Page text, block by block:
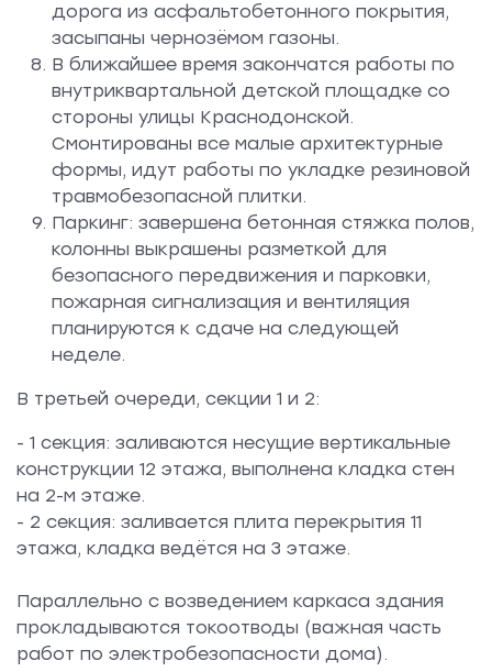
дорога из асфальтобетонного покрытия,
засыпаны чернозёмом газоны.
В ближайшее время закончатся работы по
внутриквартальной детской площадке со
стороны улицы Краснодонской.
Смонтированы все малые архитектурные
формы, идут работы по укладке резиновой
травмобезопасной плитки.
Паркинг: завершена бетонная стяжка полов,
колонны выкрашены разметкой для
безопасного передвижения и парковки,
пожарная сигнализация и вентиляция
планируются к сдаче на следующей
неделе.
В третьей очереди, секции 1 и 2:
- 1 секция: заливаются несущие вертикальные
конструкции 12 этажа, выполнена кладка стен
на 2-м этаже.
- 2 секция: заливается плита перекрытия 11
этажа, кладка ведётся на 3 этаже.
Параллельно с возведением каркаса здания
прокладываются токоотводы (важная часть
работ по электробезопасности дома).